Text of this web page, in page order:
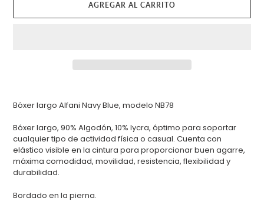
AGREGAR AL CARRITO
producto
tu
carrito
de
compra
Bóxer largo Alfani Navy Blue, modelo NB78
Bóxer largo, 90% Algodón, 10% lycra, óptimo para soportar
cualquier tipo de actividad física o casual. Cuenta con
elástico visible en la cintura para proporcionar buen agarre,
máxima comodidad, movilidad, resistencia, flexibilidad y
durabilidad.
Bordado en la pierna.